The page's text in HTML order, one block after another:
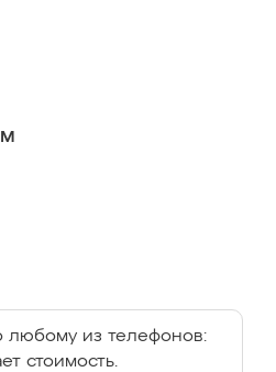
любому из телефонов:
стоимость.